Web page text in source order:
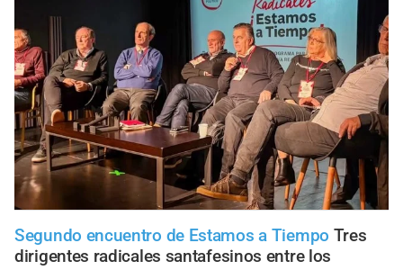
Segundo encuentro de Estamos a Tiempo Tres
dirigentes radicales santafesinos entre los